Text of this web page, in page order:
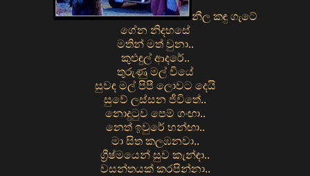
නීල කඳු ගැටේ
ගේන නිදහසේ
මතින් මත් වුනා..
කුළුඳුල් ආදරේ..
තුරුණු මල් වියේ
සුවඳ මල් පිපී ලොවට දෙයි
සුවේ ලස්සන ජීවිතේ..
නොදුටුව පෙම් ගංඟා..
නෙත් ඉවුරේ හන්ඟා..
මා සිත කලඹනවා..
ග්‍රීෂ්මයෙන් සුව කැන්ඳා..
වසන්තයක් කරපින්නා..